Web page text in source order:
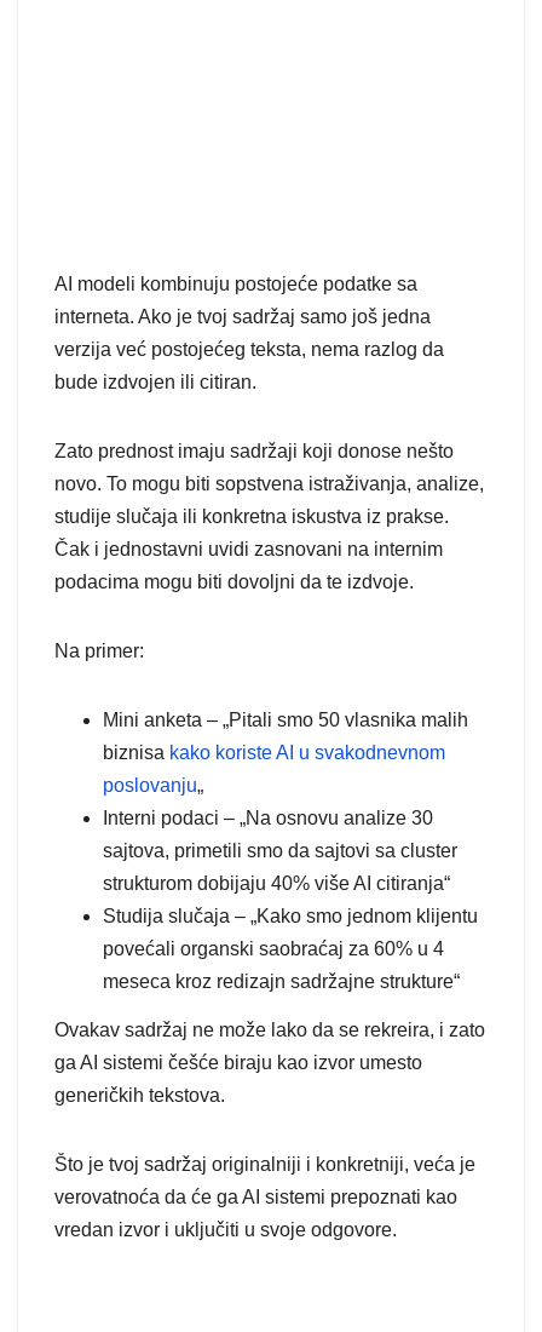
AI modeli kombinuju postojeće podatke sa
interneta. Ako je tvoj sadržaj samo još jedna
verzija već postojećeg teksta, nema razlog da
bude izdvojen ili citiran.
Zato prednost imaju sadržaji koji donose nešto
novo. To mogu biti sopstvena istraživanja, analize,
studije slučaja ili konkretna iskustva iz prakse.
Čak i jednostavni uvidi zasnovani na internim
podacima mogu biti dovoljni da te izdvoje.
Na primer:
Mini anketa – „Pitali smo 50 vlasnika malih
biznisa kako koriste AI u svakodnevnom
poslovanju„
Interni podaci – „Na osnovu analize 30
sajtova, primetili smo da sajtovi sa cluster
strukturom dobijaju 40% više AI citiranja“
Studija slučaja – „Kako smo jednom klijentu
povećali organski saobraćaj za 60% u 4
meseca kroz redizajn sadržajne strukture“
Ovakav sadržaj ne može lako da se rekreira, i zato
ga AI sistemi češće biraju kao izvor umesto
generičkih tekstova.
Što je tvoj sadržaj originalniji i konkretniji, veća je
verovatnoća da će ga AI sistemi prepoznati kao
vredan izvor i uključiti u svoje odgovore.